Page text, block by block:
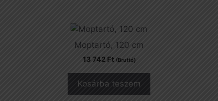
Moptartó, 120 cm
13 742 Ft (Bruttó)
Kosárba teszem